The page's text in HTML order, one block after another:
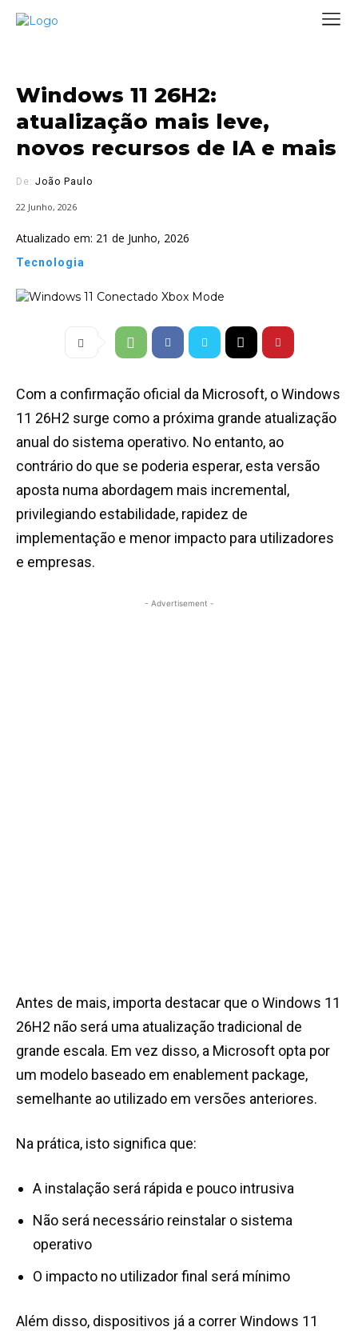
Windows 11 26H2:
atualização mais leve,
novos recursos de IA e mais
De: João Paulo
22 Junho, 2026
Atualizado em: 21 de Junho, 2026
Tecnologia
Com a confirmação oficial da Microsoft, o Windows
11 26H2 surge como a próxima grande atualização
anual do sistema operativo. No entanto, ao
contrário do que se poderia esperar, esta versão
aposta numa abordagem mais incremental,
privilegiando estabilidade, rapidez de
implementação e menor impacto para utilizadores
e empresas.
- Advertisement -
Antes de mais, importa destacar que o Windows 11
26H2 não será uma atualização tradicional de
grande escala. Em vez disso, a Microsoft opta por
um modelo baseado em enablement package,
semelhante ao utilizado em versões anteriores.
Na prática, isto significa que:
A instalação será rápida e pouco intrusiva
Não será necessário reinstalar o sistema
operativo
O impacto no utilizador final será mínimo
Além disso, dispositivos já a correr Windows 11